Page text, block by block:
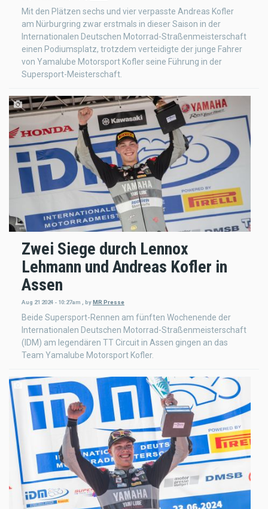
Mit den Plätzen sechs und vier verpasste Andreas Kofler
am Nürburgring zwar erstmals in dieser Saison in der
Internationalen Deutschen Motorrad-Straßenmeisterschaft
einen Podiumsplatz, trotzdem verteidigte der junge Fahrer
von Yamalube Motorsport Kofler seine Führung in der
Supersport-Meisterschaft.
Zwei Siege durch Lennox
Lehmann und Andreas Kofler in
Assen
Aug 21 2024 - 10:27am byMR Presse
Beide Supersport-Rennen am fünften Wochenende der
Internationalen Deutschen Motorrad-Straßenmeisterschaft
(IDM) am legendären TT Circuit in Assen gingen an das
Team Yamalube Motorsport Kofler.